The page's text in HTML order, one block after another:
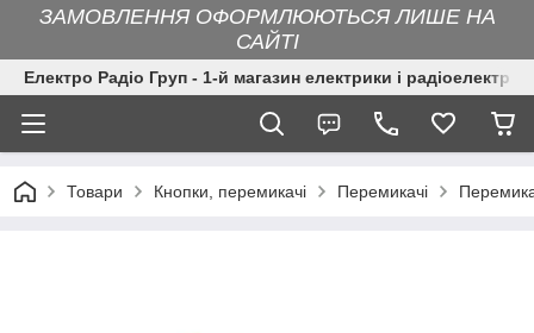
ЗАМОВЛЕННЯ ОФОРМЛЮЮТЬСЯ ЛИШЕ НА
САЙТІ
Електро Радіо Груп - 1-й магазин електрики і
Товари Кнопки, перемикачі Перемикачі